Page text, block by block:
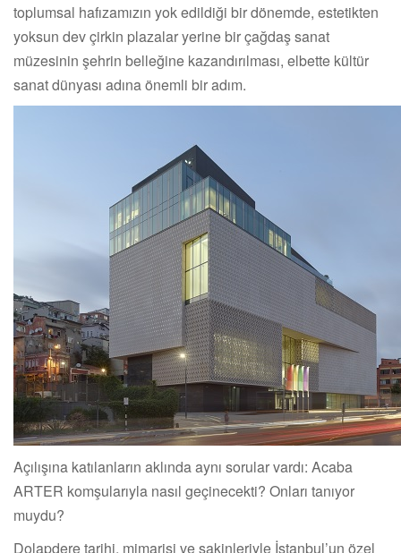
toplumsal hafızamızın yok edildiği bir dönemde, estetikten
yoksun dev çirkin plazalar yerine bir çağdaş sanat
müzesinin şehrin belleğine kazandırılması, elbette kültür
sanat dünyası adına önemli bir adım.
Açılışına katılanların aklında aynı sorular vardı: Acaba
ARTER komşularıyla nasıl geçinecekti? Onları tanıyor
muydu?
Dolapdere tarihi, mimarisi ve sakinleriyle İstanbul’un özel